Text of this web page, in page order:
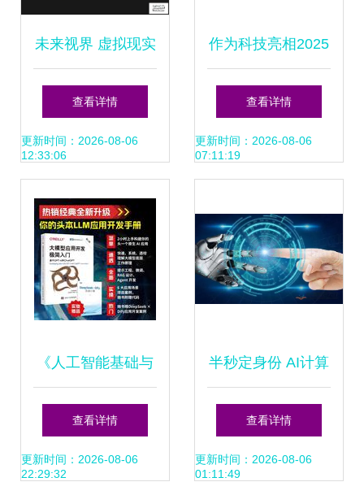
未来视界 虚拟现实
与人工智能跨界公
司的VI设计策略
查看详情
更新时间：2026-08-06
12:33:06
作为科技亮相2025
世界人工智能大
会，引领人工智能
流
查看详情
更新时间：2026-08-06
07:11:19
《人工智能基础与
应用》书评 从理论
到实践的必读指南
查看详情
更新时间：2026-08-06
22:29:32
半秒定身份 AI计算
机视觉如何终结ID
偷猎者的幻想
查看详情
更新时间：2026-08-06
01:11:49